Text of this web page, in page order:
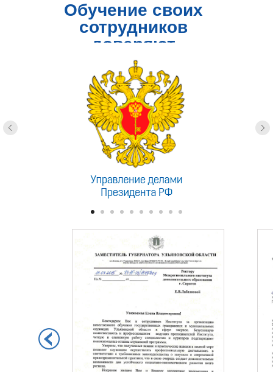
Обучение своих
сотрудников
доверяют